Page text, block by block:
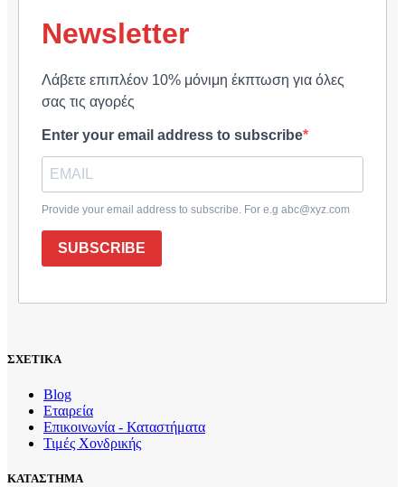
Newsletter
Λάβετε επιπλέον 10% μόνιμη έκπτωση για όλες
σας τις αγορές
Enter your email address to subscribe
Provide your email address to subscribe. For e.g abc@xyz.com
SUBSCRIBE
ΣΧΕΤΙΚΑ
Blog
Εταιρεία
Επικοινωνία - Καταστήματα
Τιμές Χονδρικής
ΚΑΤΑΣΤΗΜΑ